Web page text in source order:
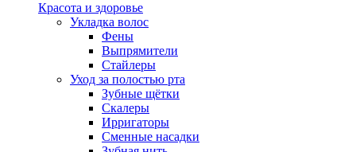
Красота и здоровье
Укладка волос
Фены
Выпрямители
Стайлеры
Уход за полостью рта
Зубные щётки
Скалеры
Ирригаторы
Сменные насадки